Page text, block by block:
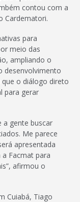
contou com a
Cardematori.
para
meio das
ampliando o
desenvolvimento
que o diálogo direto
para gerar
a gente buscar
Me parece
apresentada
Facmat para
afirmou o
Cuiabá, Tiago